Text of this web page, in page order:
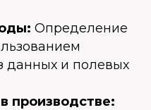
Определение
данных и полевых
производстве: